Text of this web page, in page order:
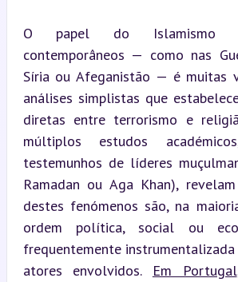
O papel do Islamismo
contemporâneos — como nas
Síria ou Afeganistão — é muitas
análises simplistas que
diretas entre terrorismo e
múltiplos estudos
testemunhos de líderes
Ramadan ou Aga Khan),
destes fenómenos são, na
ordem política, social ou
frequentemente
atores envolvidos. Em Portugal